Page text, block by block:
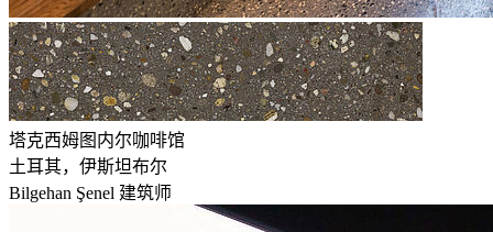
塔克西姆图内尔咖啡馆
土耳其，伊斯坦布尔
Bilgehan Şenel 建筑师